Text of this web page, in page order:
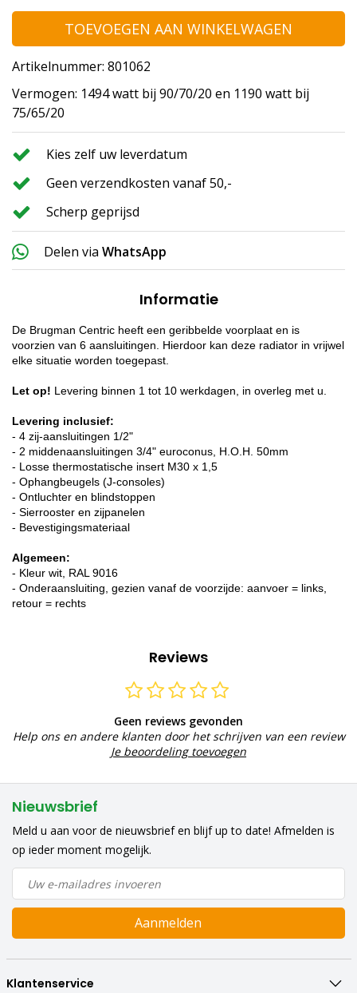
TOEVOEGEN AAN WINKELWAGEN
Artikelnummer: 801062
Vermogen: 1494 watt bij 90/70/20 en 1190 watt bij
75/65/20
Kies zelf uw leverdatum
Geen verzendkosten vanaf 50,-
Scherp geprijsd
Delen via WhatsApp
Informatie
De Brugman Centric heeft een geribbelde voorplaat en is
voorzien van 6 aansluitingen. Hierdoor kan deze radiator in vrijwel
elke situatie worden toegepast.
Let op! Levering binnen 1 tot 10 werkdagen, in overleg met u.
Levering inclusief:
- 4 zij-aansluitingen 1/2"
- 2 middenaansluitingen 3/4" euroconus, H.O.H. 50mm
- Losse thermostatische insert M30 x 1,5
- Ophangbeugels (J-consoles)
- Ontluchter en blindstoppen
- Sierrooster en zijpanelen
- Bevestigingsmateriaal
Algemeen:
- Kleur wit, RAL 9016
- Onderaansluiting, gezien vanaf de voorzijde: aanvoer = links,
retour = rechts
Reviews
Geen reviews gevonden
Help ons en andere klanten door het schrijven van een review
Je beoordeling toevoegen
Nieuwsbrief
Meld u aan voor de nieuwsbrief en blijf up to date! Afmelden is
op ieder moment mogelijk.
Aanmelden
Klantenservice